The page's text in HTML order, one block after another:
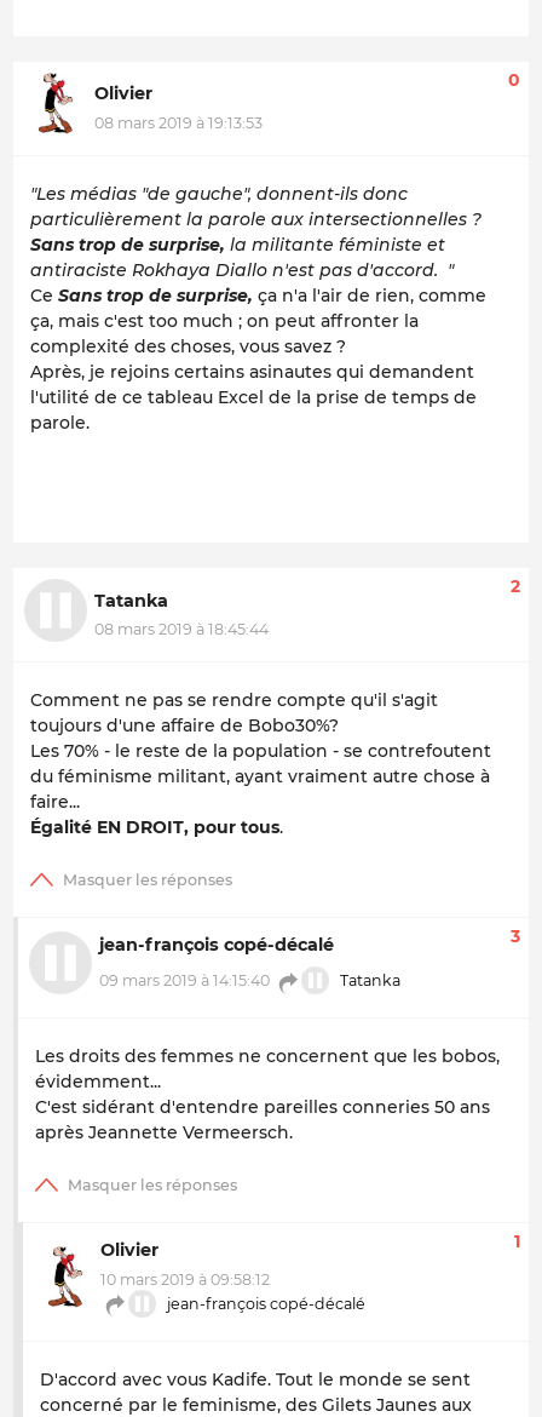
Olivier
08 mars 2019 à 19:13:53
0
"Les médias "de gauche", donnent-ils donc
particulièrement la parole aux intersectionnelles ?
Sans trop de surprise, la militante féministe et
antiraciste Rokhaya Diallo n'est pas d'accord. "
Ce Sans trop de surprise, ça n'a l'air de rien, comme
ça, mais c'est too much ; on peut affronter la
complexité des choses, vous savez ?
Après, je rejoins certains asinautes qui demandent
l'utilité de ce tableau Excel de la prise de temps de
parole.
Tatanka
08 mars 2019 à 18:45:44
2
Comment ne pas se rendre compte qu'il s'agit
toujours d'une affaire de Bobo30%?
Les 70% - le reste de la population - se contrefoutent
du féminisme militant, ayant vraiment autre chose à
faire...
Égalité EN DROIT, pour tous.
jean-françois copé-décalé
09 mars 2019 à 14:15:40 Tatanka
3
Les droits des femmes ne concernent que les bobos,
évidemment...
C'est sidérant d'entendre pareilles conneries 50 ans
après Jeannette Vermeersch.
Olivier
10 mars 2019 à 09:58:12
jean-françois copé-décalé
1
D'accord avec vous Kadife. Tout le monde se sent
concerné par le feminisme, des Gilets Jaunes aux